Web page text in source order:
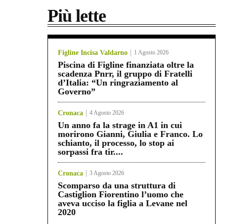
Più lette
Figline Incisa Valdarno 1 Agosto 2026
Piscina di Figline finanziata oltre la
scadenza Pnrr, il gruppo di Fratelli
d’Italia: “Un ringraziamento al
Governo”
Cronaca 4 Agosto 2026
Un anno fa la strage in A1 in cui
morirono Gianni, Giulia e Franco. Lo
schianto, il processo, lo stop ai
sorpassi fra tir....
Cronaca 3 Agosto 2026
Scomparso da una struttura di
Castiglion Fiorentino l’uomo che
aveva ucciso la figlia a Levane nel
2020